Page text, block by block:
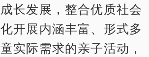
长发展，整合优质社会
开展内涵丰富、形式多
实际需求的亲子活动，